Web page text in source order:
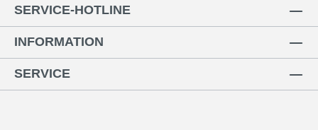
SERVICE-HOTLINE
INFORMATION
SERVICE